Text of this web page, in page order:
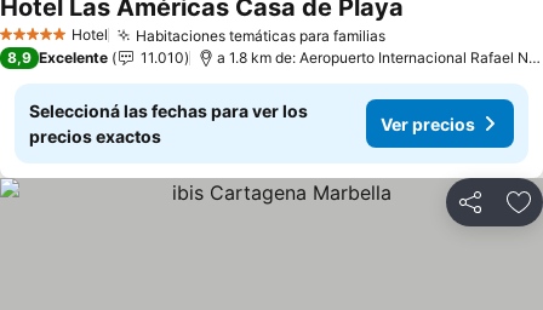
5 Estrellas Hotel Habitaciones temáticas para familias
Hotel Las Américas Casa de Playa
8,9 Excelente 11.010 a 1.8 km de: Aeropuerto Internacional Rafael Núñez
Seleccioná las fechas para ver los
precios exactos
Ver precios
Compartir